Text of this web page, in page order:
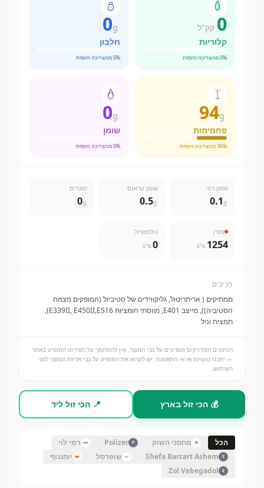
0 קק"ל
קלוריות
0% מהצריכה היומית
0g
חלבון
0% מהצריכה היומית
94g
פחמימות
36% מהצריכה היומית
0g
שומן
0% מהצריכה היומית
שומן רווי
0.1g
שומן טראנס
0.5g
סוכרים
0g
נתרן
1254 מ"ג
כולסטרול
0 מ"ג
רכיבים
ממתיקים ( אריתריטול, גליקוזידים של סטיביול (המופקים מצמח
הסטיביה)), מייצב E401, מווסתי חומציות E339II, E450II,E516),
תמצית וניל
הנתונים המדויקים מופיעים על גבי המוצר. אין להסתמך על הפירוט המופיע באתר
— יתכנו טעויות או אי התאמות. יש לקרוא את המופיע על גבי אריזת המוצר לפני
השימוש.
💰 הכי זול בארץ 📍 הכי זול ליד
הכל מחסני השוק P
Polizer רמי לוי
S
Shefa Barcart Ashem שופרסל יוחננוף
Z
Zol Vebegadol